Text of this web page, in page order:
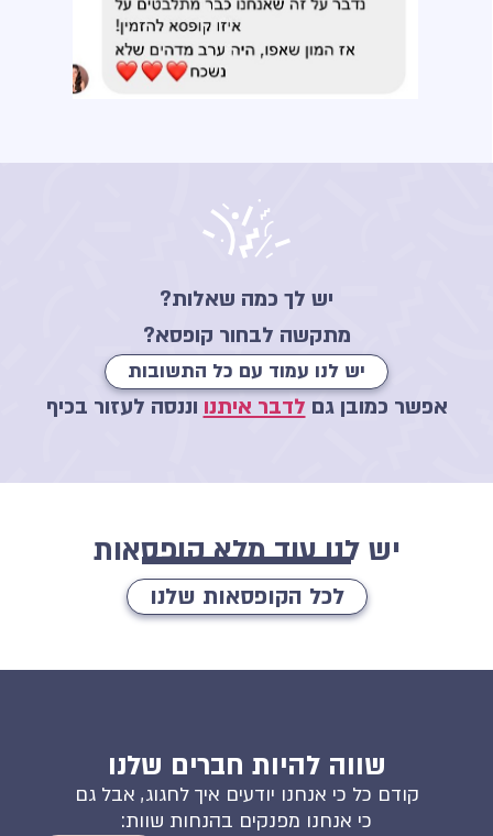
יש לך כמה שאלות?
מתקשה לבחור קופסא?
יש לנו עמוד עם כל התשובות
אפשר כמובן גם לדבר איתנו וננסה לעזור בכיף
יש לנו עוד מלא קופסאות
לכל הקופסאות שלנו
שווה להיות חברים שלנו
קודם כל כי אנחנו יודעים איך לחגוג, אבל גם
כי אנחנו מפנקים בהנחות שוות: